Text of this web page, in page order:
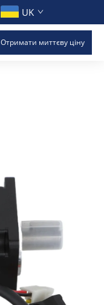
UK
Отримати миттєву ціну